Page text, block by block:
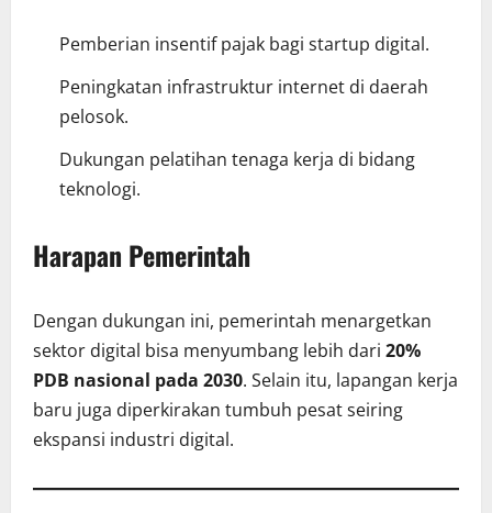
Pemberian insentif pajak bagi startup digital.
Peningkatan infrastruktur internet di daerah
pelosok.
Dukungan pelatihan tenaga kerja di bidang
teknologi.
Harapan Pemerintah
Dengan dukungan ini, pemerintah menargetkan
sektor digital bisa menyumbang lebih dari 20%
PDB nasional pada 2030. Selain itu, lapangan kerja
baru juga diperkirakan tumbuh pesat seiring
ekspansi industri digital.